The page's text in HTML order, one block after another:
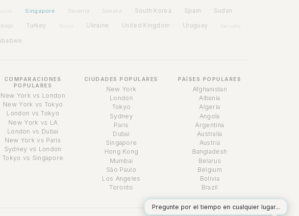
Singapore Slovenia Somalia South Korea Spain Sudan
Turkey Tuvalu Ukraine United Kingdom Uruguay Vanuatu
COMPARACIONES
POPULARES
New York vs London
New York vs Tokyo
London vs Tokyo
New York vs LA
London vs Dubai
New York vs Paris
Sydney vs London
Tokyo vs Singapore
CIUDADES POPULARES
New York
London
Tokyo
Sydney
Paris
Dubai
Singapore
Hong Kong
Mumbai
São Paulo
Los Angeles
Toronto
PAÍSES POPULARES
Afghanistan
Albania
Algeria
Angola
Argentina
Australia
Austria
Bangladesh
Belarus
Belgium
Bolivia
Brazil
Pregunte por el tiempo en cualquier lugar...
Asistente de tiempo
Online